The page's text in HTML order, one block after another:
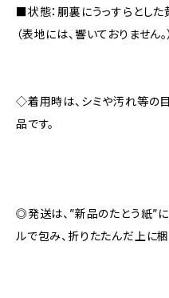
■状態：胴裏にうっすらとした
（表地には、響いておりません。）
◇着用時は、シミや汚れ等の
品です。
◎発送は、”新品のたとう紙”
ルで包み、折りたたんだ上に梱